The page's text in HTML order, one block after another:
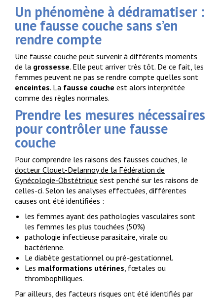
Un phénomène à dédramatiser :
une fausse couche sans s’en
rendre compte
Une fausse couche peut survenir à différents moments
de la grossesse. Elle peut arriver très tôt. De ce fait, les
femmes peuvent ne pas se rendre compte qu’elles sont
enceintes. La fausse couche est alors interprétée
comme des règles normales.
Prendre les mesures nécessaires
pour contrôler une fausse
couche
Pour comprendre les raisons des fausses couches, le
docteur Clouet-Delannoy de la Fédération de
Gynécologie-Obstétrique s’est penché sur les raisons de
celles-ci. Selon les analyses effectuées, différentes
causes ont été identifiées :
les femmes ayant des pathologies vasculaires sont
les femmes les plus touchées (50%)
pathologie infectieuse parasitaire, virale ou
bactérienne.
Le diabète gestationnel ou pré-gestationnel.
Les malformations utérines, fœtales ou
thrombophiliques.
Par ailleurs, des facteurs risques ont été identifiés par